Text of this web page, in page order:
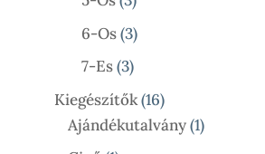
Termék
6-Os 33
Termék
7-Es 33
Termék
Kiegészítők 1616
Termék
Ajándékutalvány 11